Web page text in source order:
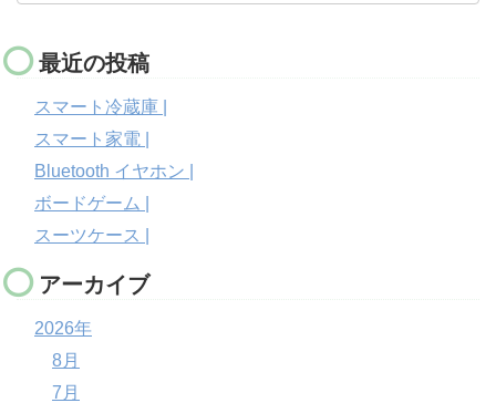
最近の投稿
スマート冷蔵庫 |
スマート家電 |
Bluetooth イヤホン |
ボードゲーム |
スーツケース |
アーカイブ
2026年
8月
7月